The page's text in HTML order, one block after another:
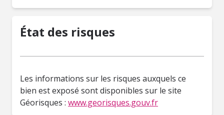
État des risques
Les informations sur les risques auxquels ce
bien est exposé sont disponibles sur le site
Géorisques : www.georisques.gouv.fr